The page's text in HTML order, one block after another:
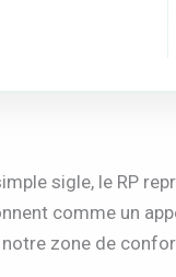
sigle, le RP
comme un
zone de